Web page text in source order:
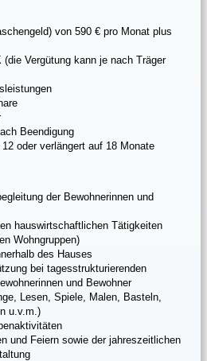
von 590 € pro Monat plus
Vergütung kann je nach Träger
Beendigung
oder verlängert auf 18 Monate
der Bewohnerinnen und
hauswirtschaftlichen Tätigkeiten
Wohngruppen)
des Hauses
bei tagesstrukturierenden
und Bewohner
Lesen, Spiele, Malen, Basteln,
u.v.m.)
und Feiern sowie der jahreszeitlichen